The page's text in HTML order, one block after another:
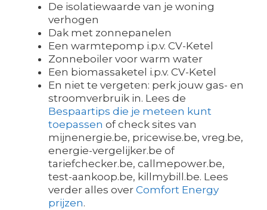
De isolatiewaarde van je woning
verhogen
Dak met zonnepanelen
Een warmtepomp i.p.v. CV-Ketel
Zonneboiler voor warm water
Een biomassaketel i.p.v. CV-Ketel
En niet te vergeten: perk jouw gas- en
stroomverbruik in. Lees de
Bespaartips die je meteen kunt
toepassen of check sites van
mijnenergie.be, pricewise.be, vreg.be,
energie-vergelijker.be of
tariefchecker.be, callmepower.be,
test-aankoop.be, killmybill.be. Lees
verder alles over Comfort Energy
prijzen.